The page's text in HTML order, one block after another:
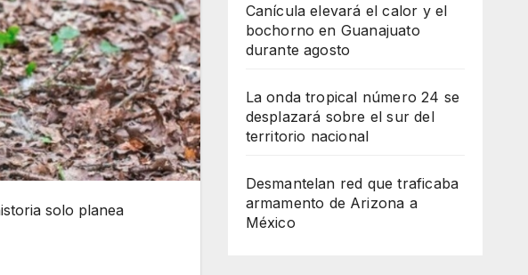
solo planea
Canícula elevará el calor y el
bochorno en Guanajuato
durante agosto
La onda tropical número 24 se
desplazará sobre el sur del
territorio nacional
Desmantelan red que traficaba
armamento de Arizona a
México